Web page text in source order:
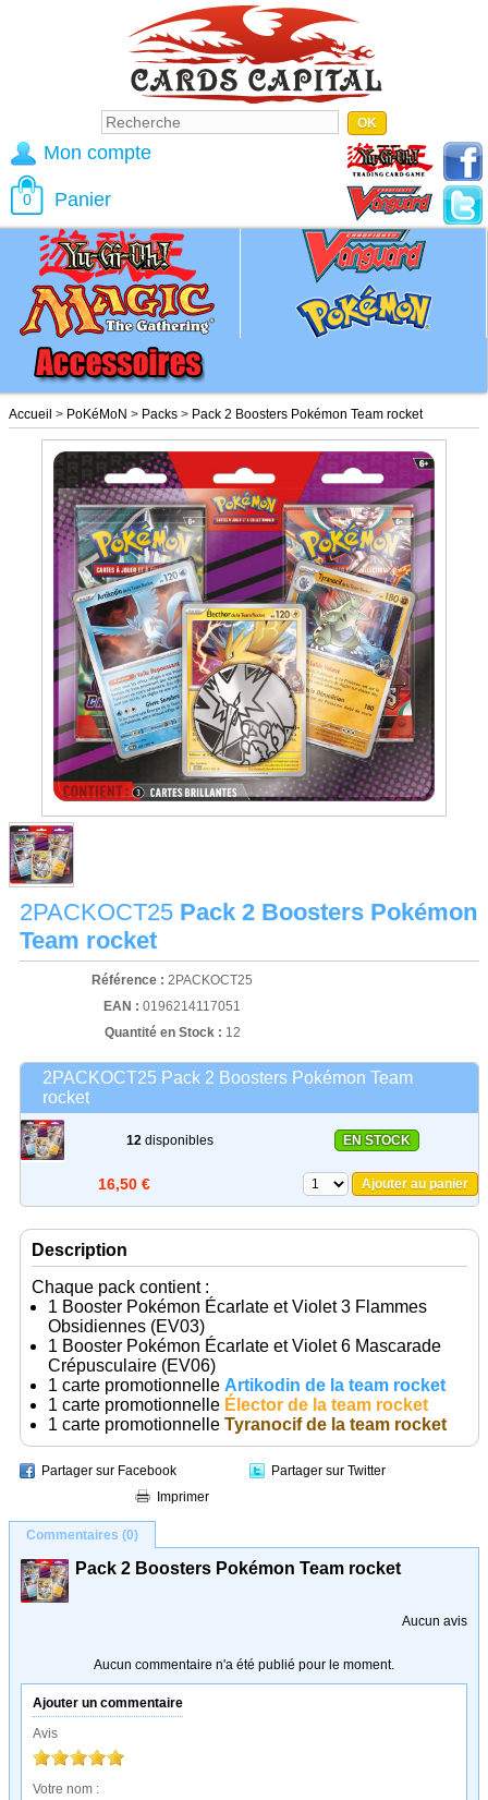
Accueil > PoKéMoN > Packs > Pack 2 Boosters Pokémon Team rocket
2PACKOCT25 Pack 2 Boosters Pokémon
Team rocket
Référence : 2PACKOCT25
EAN : 0196214117051
Quantité en Stock : 12
2PACKOCT25 Pack 2 Boosters Pokémon Team
rocket
12disponibles EN STOCK
16,50 € Ajouter au panier
Description
Chaque pack contient :
1 Booster Pokémon Écarlate et Violet 3 Flammes
Obsidiennes (EV03)
1 Booster Pokémon Écarlate et Violet 6 Mascarade
Crépusculaire (EV06)
1 carte promotionnelle Artikodin de la team rocket
1 carte promotionnelle Élector de la team rocket
1 carte promotionnelle Tyranocif de la team rocket
Partager sur Facebook
Partager sur Twitter
Imprimer
Commentaires (0)
Pack 2 Boosters Pokémon Team rocket
Aucun avis
Aucun commentaire n'a été publié pour le moment.
Ajouter un commentaire
Avis
Votre nom :
Mon compte
0 Panier